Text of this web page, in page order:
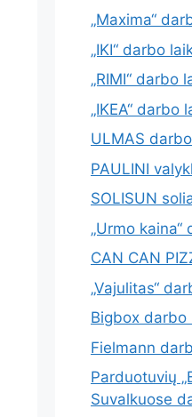
„Maxima“
„IKI“ darbo
„RIMI“ darbo
„IKEA“ darbo
ULMAS
PAULINI
SOLISUN
„Urmo kaina“
CAN CAN
„Vajulitas“
Bigbox darbo
Fielmann
Parduotuvių
Suvalkuose